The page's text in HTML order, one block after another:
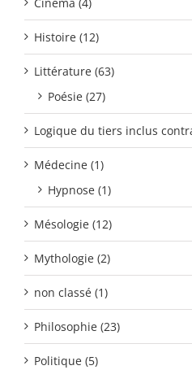
Cinéma (4)
Histoire (12)
Littérature (63)
Poésie (27)
Logique du tiers inclus
Médecine (1)
Hypnose (1)
Mésologie (12)
Mythologie (2)
non classé (1)
Philosophie (23)
Politique (5)